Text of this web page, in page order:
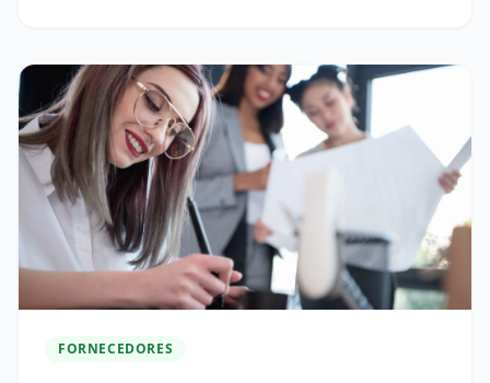
FORNECEDORES